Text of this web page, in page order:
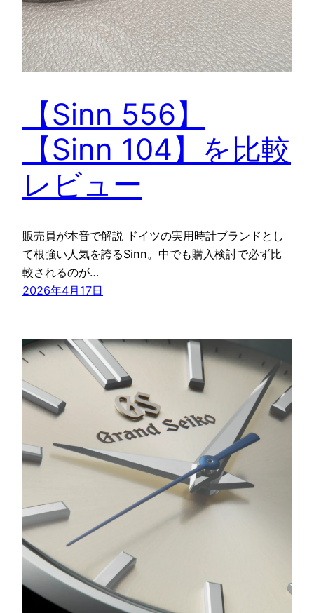
【Sinn 556】
【Sinn 104】を比較
レビュー
販売員が本音で解説 ドイツの実用時計ブランドとし
て根強い人気を誇るSinn。中でも購入検討で必ず比
較されるのが…
2026年4月17日